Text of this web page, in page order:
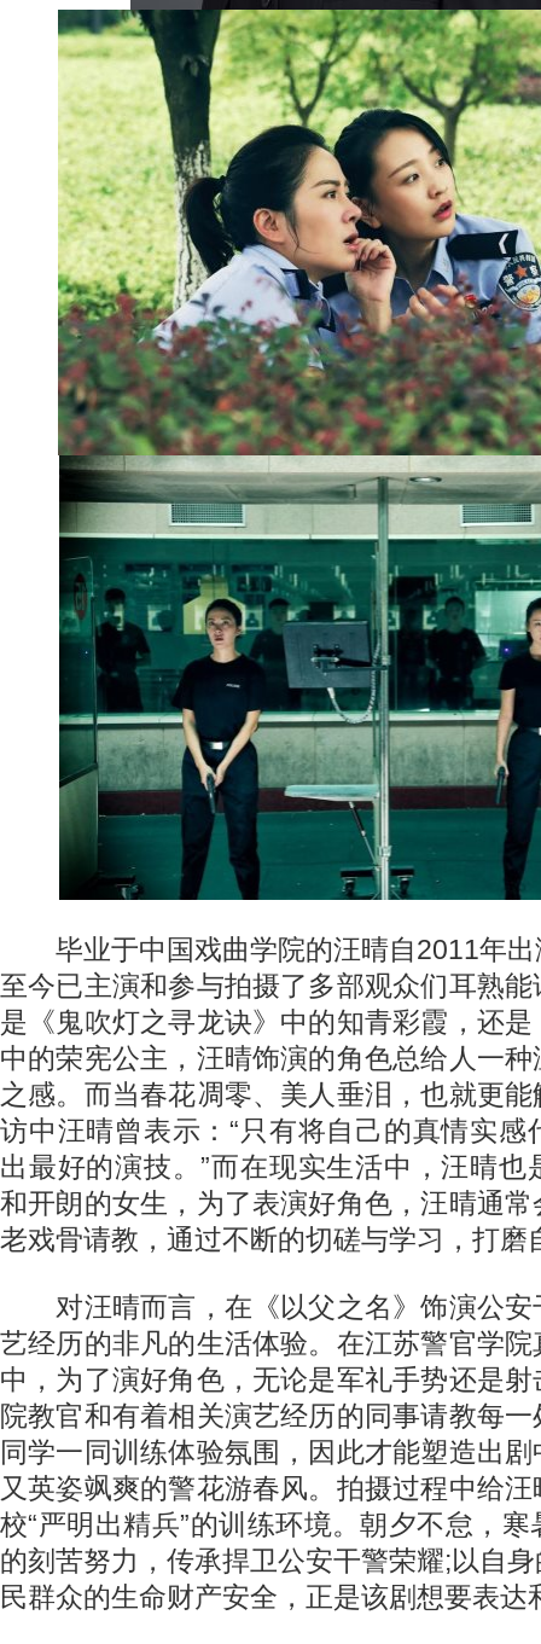
毕业于中国戏曲学院的汪晴自2011年出
至今已主演和参与拍摄了多部观众们耳熟
是《鬼吹灯之寻龙诀》中的知青彩霞，还
中的荣宪公主，汪晴饰演的角色总给人一
之感。而当春花凋零、美人垂泪，也就更
访中汪晴曾表示：“只有将自己的真情实感
出最好的演技。”而在现实生活中，汪晴也
和开朗的女生，为了表演好角色，汪晴通
老戏骨请教，通过不断的切磋与学习，打磨
对汪晴而言，在《以父之名》饰演公安
艺经历的非凡的生活体验。在江苏警官学
中，为了演好角色，无论是军礼手势还是
院教官和有着相关演艺经历的同事请教每
同学一同训练体验氛围，因此才能塑造出
又英姿飒爽的警花游春风。拍摄过程中给
校“严明出精兵”的训练环境。朝夕不怠，
的刻苦努力，传承捍卫公安干警荣耀;以自
民群众的生命财产安全，正是该剧想要表达